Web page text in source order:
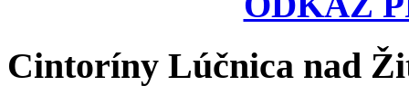
Cintoríny Lúčnica nad